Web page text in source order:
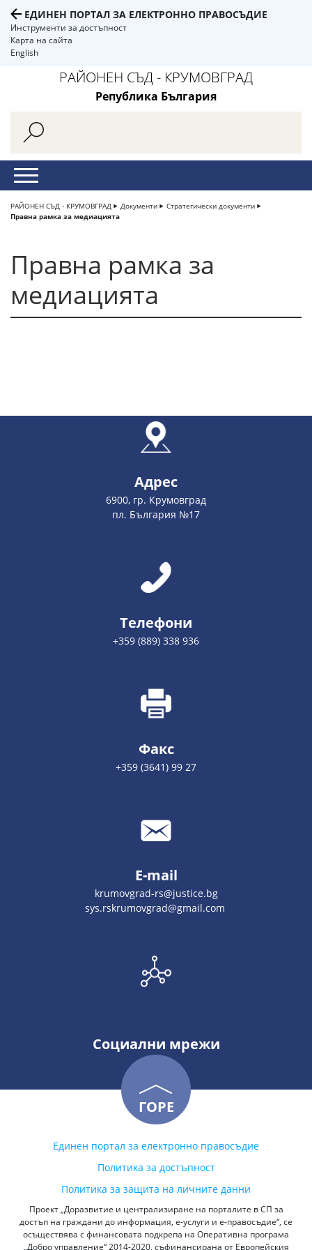
ЕДИНЕН ПОРТАЛ ЗА ЕЛЕКТРОННО ПРАВОСЪДИЕ
Инструменти за достъпност
Карта на сайта
English
РАЙОНЕН СЪД - КРУМОВГРАД
Република България
РАЙОНЕН СЪД - КРУМОВГРАД Документи
Стратегически документи
Правна рамка за медиацията
Правна рамка за
медиацията
Адрес
6900, гр. Крумовград
пл. България №17
Телефони
+359 (889) 338 936
Факс
+359 (3641) 99 27
E-mail
krumovgrad-rs@justice.bg
sys.rskrumovgrad@gmail.com
Социални мрежи
ГОРЕ
Единен портал за електронно правосъдие
Политика за достъпност
Политика за защита на личните данни
Проект „Доразвитие и централизиране на порталите в СП за
достъп на граждани до информация, е-услуги и е-правосъдие“, се
осъществява с финансовата подкрепа на Оперативна програма
„Добро управление“ 2014-2020, съфинансирана от Европейския